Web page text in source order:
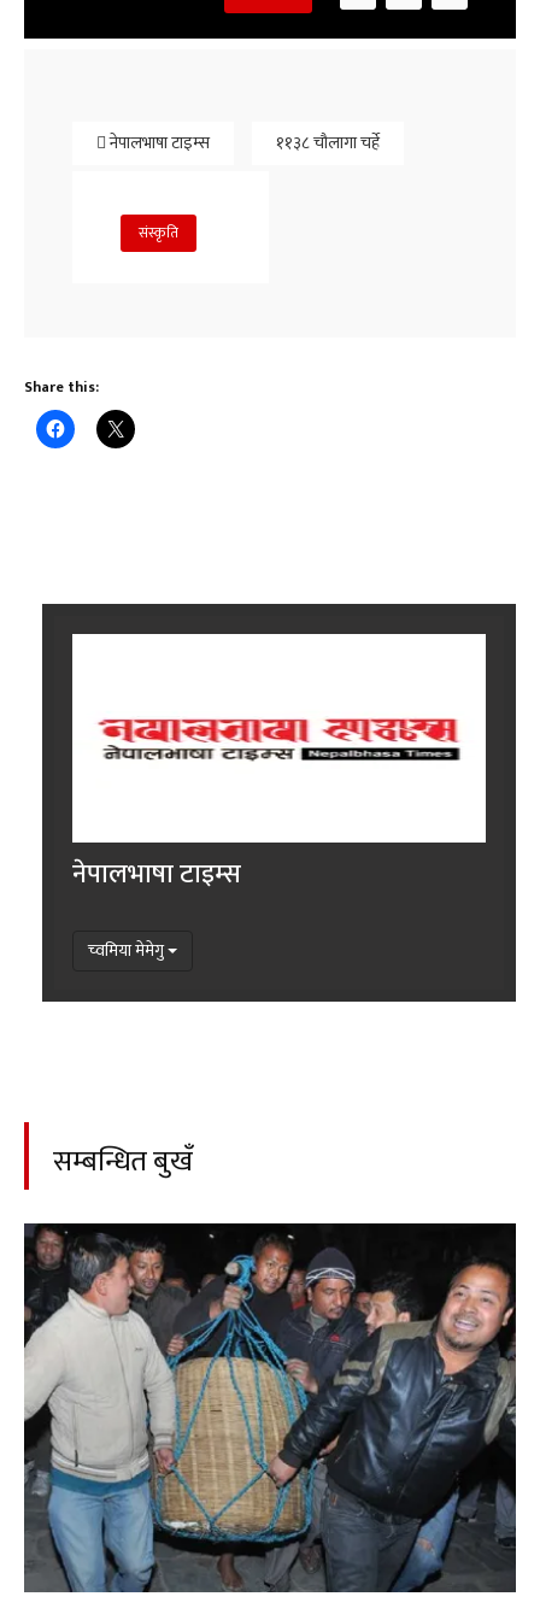
नेपालभाषा टाइम्स ११३८ चौलागा चर्हे
संस्कृति
Share this:
नेपालभाषा टाइम्स
च्वमिया मेमेगु
सम्बन्धित बुखँ